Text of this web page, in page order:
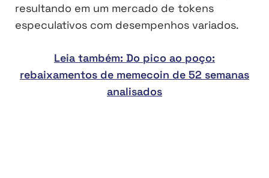
resultando em um mercado de tokens
especulativos com desempenhos variados.
Leia também: Do pico ao poço:
rebaixamentos de memecoin de 52 semanas
analisados